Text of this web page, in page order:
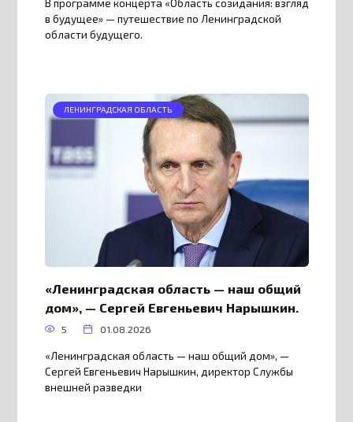
В программе концерта «Область созидания: взгляд
в будущее» — путешествие по Ленинградской
области будущего.
ЛЕНИНГРАДСКАЯ ОБЛАСТЬ
«Ленинградская область — наш общий
дом», — Сергей Евгеньевич Нарышкин.
5 01.08.2026
«Ленинградская область — наш общий дом», —
Сергей Евгеньевич Нарышкин, директор Службы
внешней разведки